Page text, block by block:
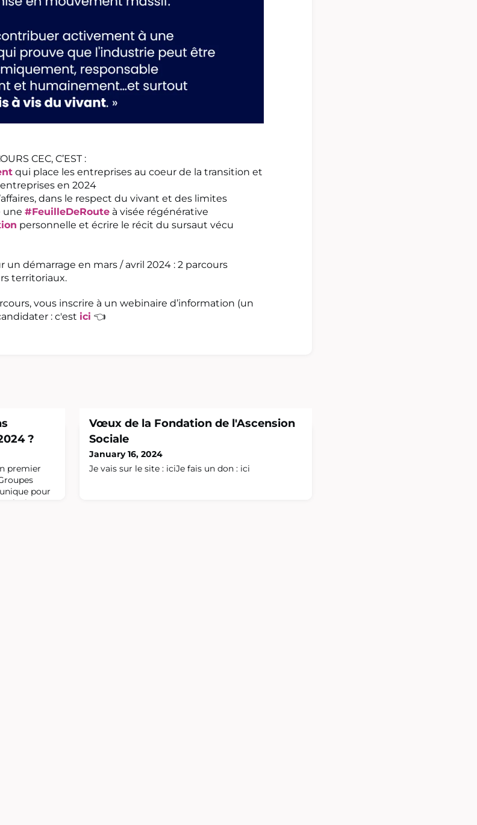
CEC, C’EST :
qui place les entreprises au coeur de la transition et
en 2024
dans le respect du vivant et des limites
une #FeuilleDeRoute à visée régénérative
personnelle et écrire le récit du sursaut vécu
démarrage en mars / avril 2024 : 2 parcours
territoriaux.
vous inscrire à un webinaire d’information (un
: c'est ici 👈
?
premier
pour
plusieurs
Vœux de la Fondation de l'Ascension
Sociale
January 16, 2024
Je vais sur le site : iciJe fais un don : ici